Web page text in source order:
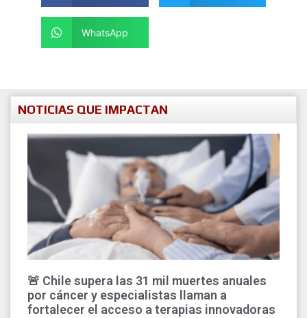
WhatsApp
NOTICIAS QUE IMPACTAN
🚨 Chile supera las 31 mil muertes anuales
por cáncer y especialistas llaman a
fortalecer el acceso a terapias innovadoras